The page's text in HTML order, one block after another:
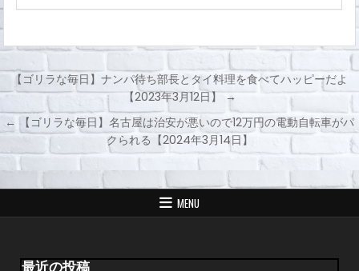
投
稿
ナ
ビ
ー
【ゴリラな毎日】ナンパ待ち部長とタイ料理を食べてハッピーだよ
【2023年3月12日】 →
← 【ゴリラな毎日】名古屋は治安が悪いので12万円の電動自転車がパ
クられる【2024年3月14日】
MENU
最近の投稿